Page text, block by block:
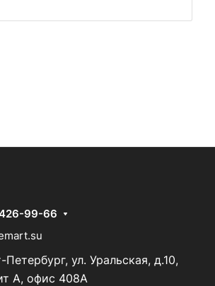
99-66
Петербург, ул. Уральская, д.10,
А, офис 408А